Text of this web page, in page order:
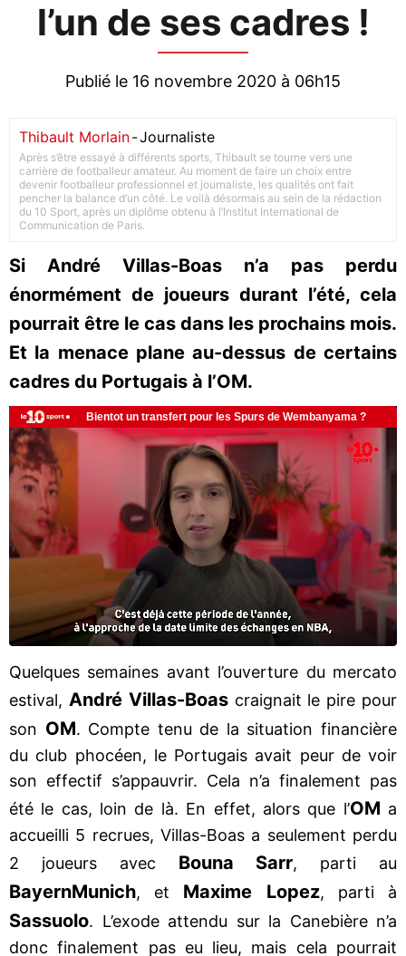
l’un de ses cadres !
Publié le 16 novembre 2020 à 06h15
Thibault Morlain-Journaliste
Après s’être essayé à différents sports, Thibault se tourne vers une
carrière de footballeur amateur. Au moment de faire un choix entre
devenir footballeur professionnel et journaliste, les qualités ont fait
pencher la balance d’un côté. Le voilà désormais au sein de la rédaction
du 10 Sport, après un diplôme obtenu à l’Institut International de
Communication de Paris.
Si André Villas-Boas n’a pas perdu
énormément de joueurs durant l’été, cela
pourrait être le cas dans les prochains mois.
Et la menace plane au-dessus de certains
cadres du Portugais à l’OM.
Quelques semaines avant l’ouverture du mercato
estival, André Villas-Boascraignait le pire pour
son OM. Compte tenu de la situation financière
du club phocéen, le Portugais avait peur de voir
son effectif s’appauvrir. Cela n’a finalement pas
été le cas, loin de là. En effet, alors que l’OM a
accueilli 5 recrues, Villas-Boas a seulement perdu
2 joueurs avec Bouna Sarr, parti au
BayernMunich, et Maxime Lopez, parti à
Sassuolo. L’exode attendu sur la Canebière n’a
donc finalement pas eu lieu, mais cela pourrait